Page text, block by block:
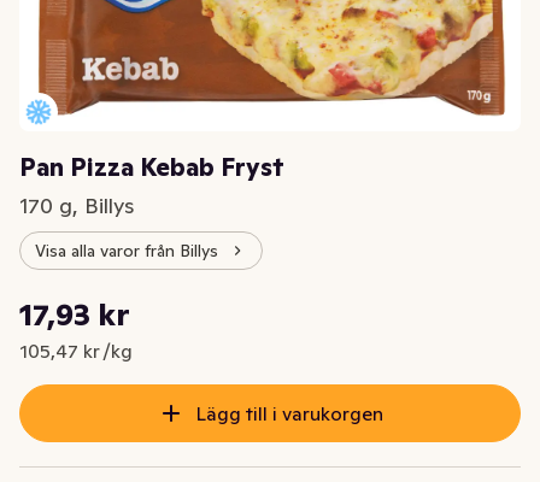
Pan Pizza Kebab Fryst
170 g, Billys
Visa alla varor från Billys
Nuvarande pris är: 17,93 kr
17,93 kr
105,47 kr /kg
Styckpris: 105,47 kr /kg
Lägg till i varukorgen